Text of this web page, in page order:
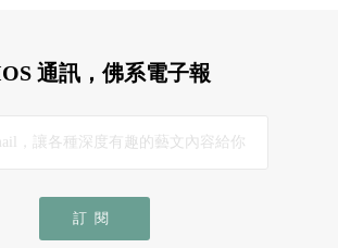
通訊，佛系電子報
訂閱